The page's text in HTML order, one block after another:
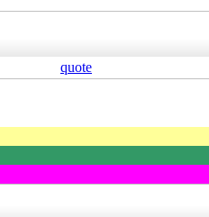
quote